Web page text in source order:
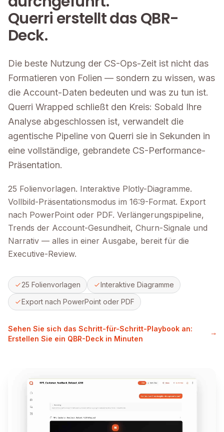
Querri erstellt das QBR-
Deck.
Die beste Nutzung der CS-Ops-Zeit ist nicht das
Formatieren von Folien — sondern zu wissen, was
die Account-Daten bedeuten und was zu tun ist.
Querri Wrapped schließt den Kreis: Sobald Ihre
Analyse abgeschlossen ist, verwandelt die
agentische Pipeline von Querri sie in Sekunden in
eine vollständige, gebrandete CS-Performance-
Präsentation.
25 Folienvorlagen. Interaktive Plotly-Diagramme.
Vollbild-Präsentationsmodus im 16:9-Format. Export
nach PowerPoint oder PDF. Verlängerungspipeline,
Trends der Account-Gesundheit, Churn-Signale und
Narrativ — alles in einer Ausgabe, bereit für die
Executive-Review.
25 Folienvorlagen
Interaktive Diagramme
Export nach PowerPoint oder PDF
Sehen Sie sich das Schritt-für-Schritt-Playbook an:
Erstellen Sie ein QBR-Deck in Minuten